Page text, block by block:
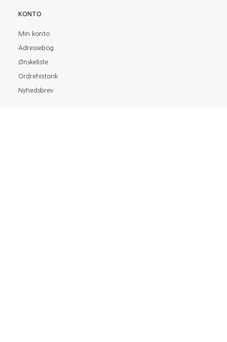
KONTO
Min konto
Adressebog
Ønskeliste
Ordrehistorik
Nyhedsbrev